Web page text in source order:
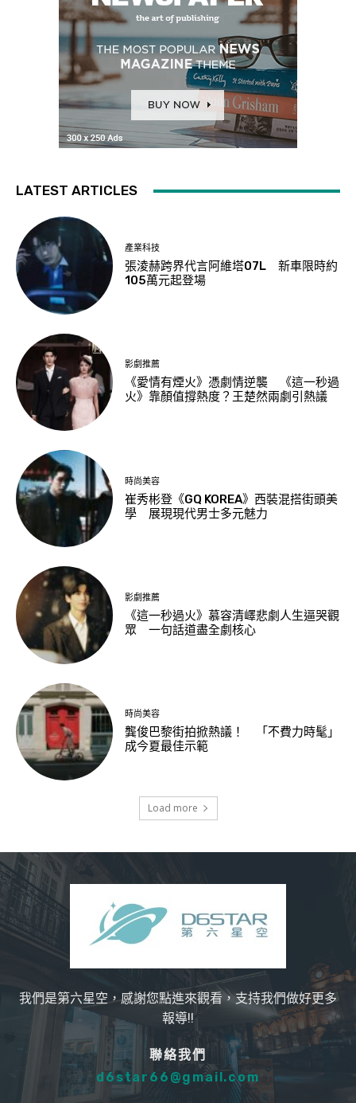
LATEST ARTICLES
產業科技
張淩赫跨界代言阿維塔07L 新車限時約
105萬元起登場
影劇推薦
《愛情有煙火》憑劇情逆襲 《這一秒過
火》靠顏值撐熱度？王楚然兩劇引熱議
時尚美容
崔秀彬登《GQ KOREA》西裝混搭街頭美
學 展現現代男士多元魅力
影劇推薦
《這一秒過火》慕容清嶧悲劇人生逼哭觀
眾 一句話道盡全劇核心
時尚美容
龔俊巴黎街拍掀熱議！ 「不費力時髦」
成今夏最佳示範
Load more
我們是第六星空，感謝您點進來觀看，支持我們做好更多
報導!!
聯絡我們
d6star66@gmail.com